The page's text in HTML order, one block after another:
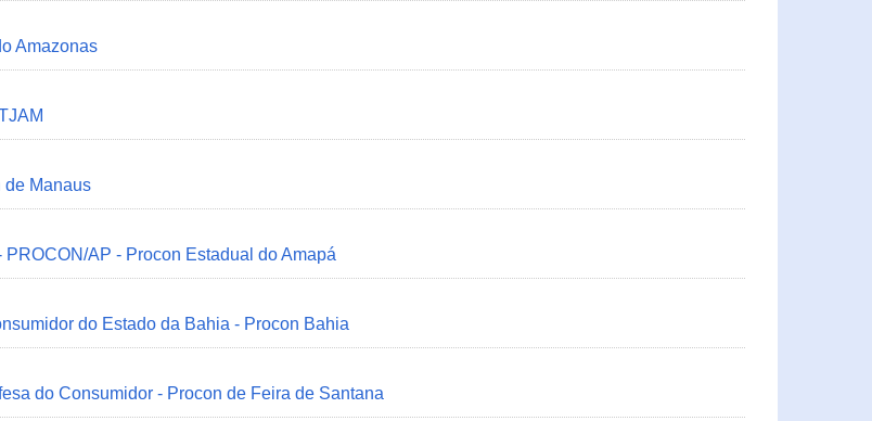
Amazonas
de Manaus
AP - Procon Estadual do Amapá
do Estado da Bahia - Procon Bahia
do Consumidor - Procon de Feira de Santana